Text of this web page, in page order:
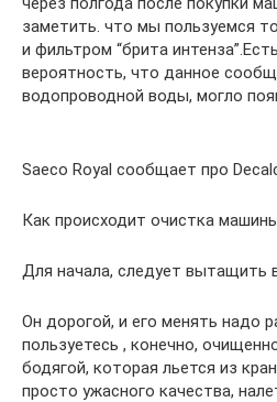
заметить. что мы пользуемся
и фильтром “брита
вероятность, что данное
водопроводной воды, могло
Saeco Royal сообщает про
Как происходит очистка
Для начала, следует вытащить
Он дорогой, и его менять надо
пользуетесь , конечно,
бодягой, которая льется из
просто ужасного качества,